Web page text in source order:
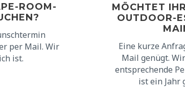
ROOM-
per Mail. Wir
ist.
MÖCHTET
OUTDOOR-
Eine kurze
Mail genügt.
entsprechende
ist ein Jahr